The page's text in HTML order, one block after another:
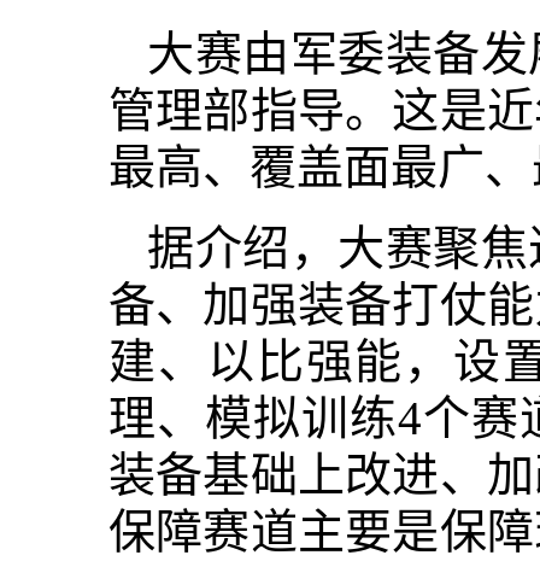
大赛由军委装备
管理部指导。这是
最高、覆盖面最广
据介绍，大赛聚
备、加强装备打仗
建、以比强能，设
理、模拟训练4个
装备基础上改进、
保障赛道主要是保